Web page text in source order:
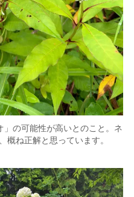
の可能性が高いとのこと。ネ
概ね正解と思っています。